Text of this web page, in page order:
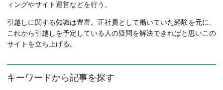
ィングやサイト運営などを行う。
引越しに関する知識は豊富。正社員として働いていた経験を元に、
これから引越しを予定している人の疑問を解決できればと思いこの
サイトを立ち上げる。
キーワードから記事を探す